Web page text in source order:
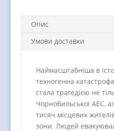
Опис
Умови доставки
Наймасштабніша в
техногенна
стала трагедією не
Чорнобильської АЕС,
тисяч місцевих
зони. Людей